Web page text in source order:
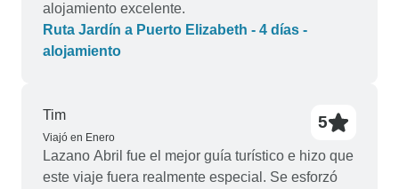
alojamiento excelente.
Ruta Jardín a Puerto Elizabeth - 4 días -
alojamiento
Tim
Viajó en Enero
5
Lazano Abril fue el mejor guía turístico e hizo que
este viaje fuera realmente especial. Se esforzó